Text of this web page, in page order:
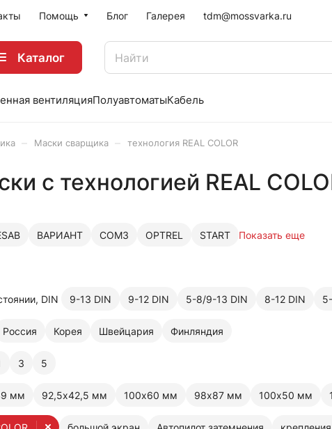
Помощь Блог Галерея tdm@mossvarka.ru
Каталог
вентиляцияПолуавтоматыКабель
Маски сварщика технология REAL COLOR
с технологией REAL
ВАРИАНТ СОМЗ OPTREL START Показать еще
DIN 9-13 DIN 9-12 DIN 5-8/9-13 DIN 8-12 DIN
Россия Корея Швейцария Финляндия
3 5
мм 92,5х42,5 мм 100х60 мм 98х87 мм 100х50 мм